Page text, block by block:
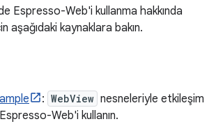
Espresso-Web'i kullanma hakkında
aşağıdaki kaynaklara bakın.
: WebView nesneleriyle etkileşim
Web'i kullanın.